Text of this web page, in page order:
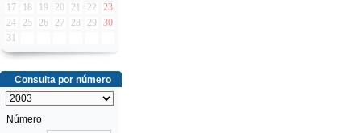
17
18 19 20 21 22
23
24
25 26 27 28 29 30
31
Consulta por número
Número